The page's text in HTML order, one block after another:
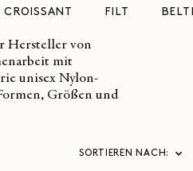
CROISSANT FILT
Hersteller von
mit
unisex Nylon-
Größen und
SORTIEREN NACH: